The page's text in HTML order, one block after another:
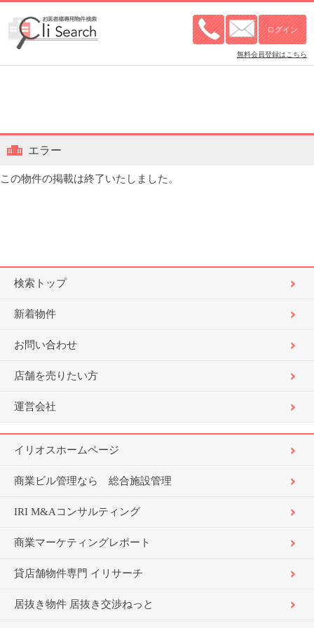
無料会員登録はこちら
エラー
この物件の掲載は終了いたしました。
検索トップ
新着物件
お問い合わせ
店舗を売りたい方
運営会社
イリオスホームページ
商業ビル管理なら 総合施設管理
IRI M&Aコンサルティング
商業マーケティングレポート
貸店舗物件専門 イリサーチ
居抜き物件 居抜き交渉ねっと